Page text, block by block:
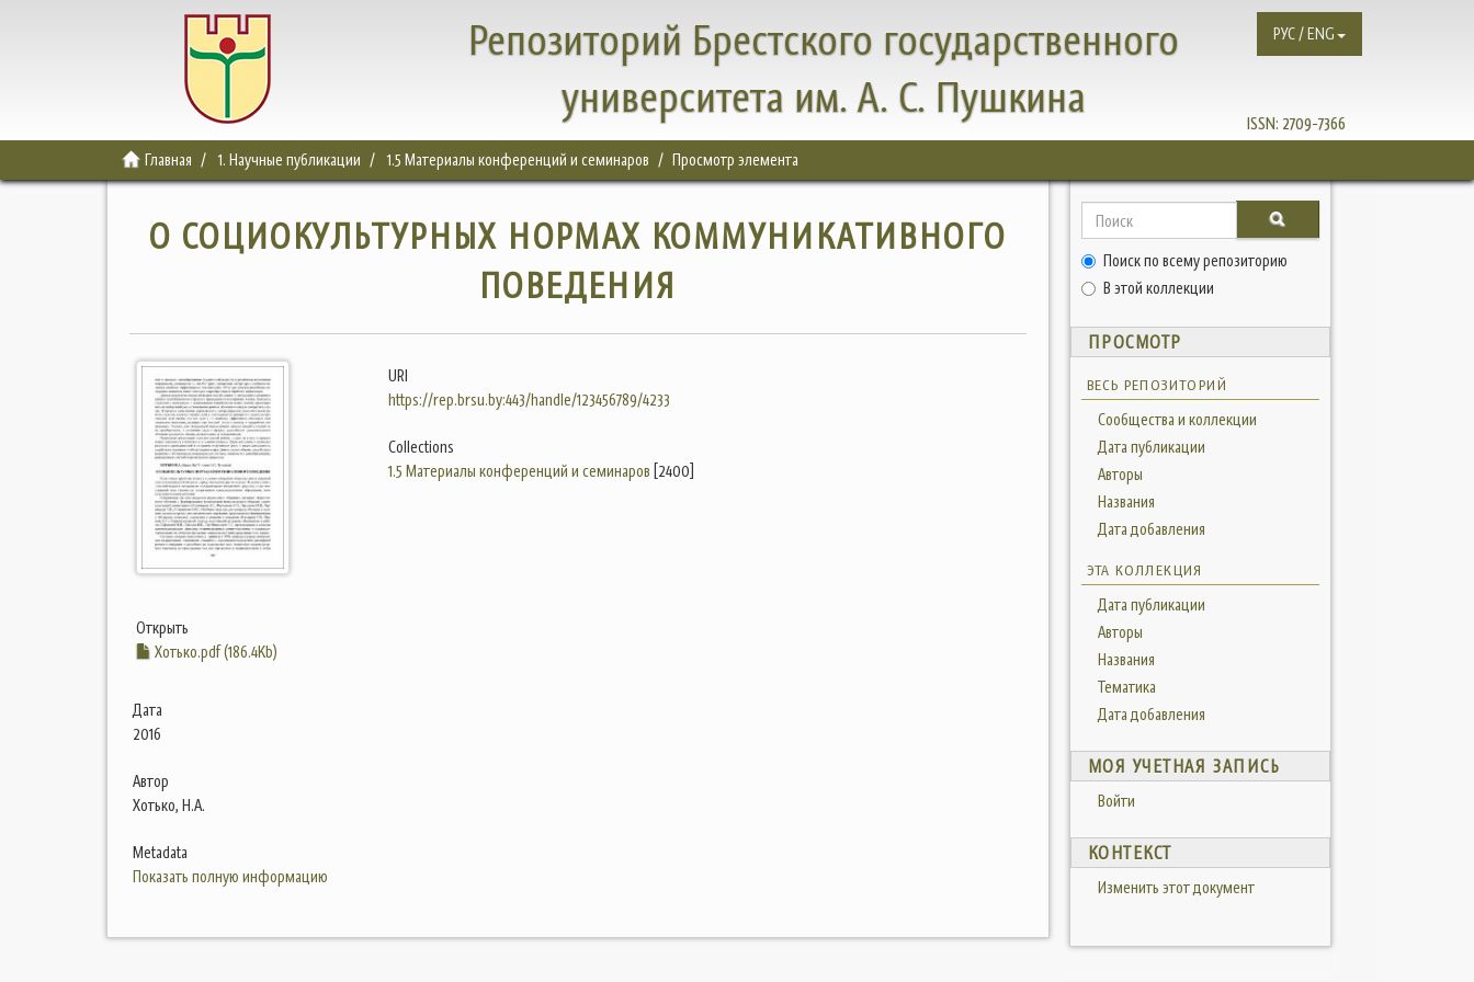
Репозиторий Брестского государственного
университета им. А. С. Пушкина
ISSN: 2709-7366
РУС / ENG
Главная 1. Научные публикации 1.5 Материалы конференций и семинаров Просмотр элемента
О СОЦИОКУЛЬТУРНЫХ НОРМАХ КОММУНИКАТИВНОГО
ПОВЕДЕНИЯ
Открыть
Хотько.pdf (186.4Kb)
Дата
2016
Автор
Хотько, Н.А.
Metadata
Показать полную информацию
URI
https://rep.brsu.by:443/handle/123456789/4233
Collections
1.5 Материалы конференций и семинаров [2400]
Поиск по всему репозиторию
В этой коллекции
ПРОСМОТР
ВЕСЬ РЕПОЗИТОРИЙ
Сообщества и коллекции
Дата публикации
Авторы
Названия
Дата добавления
ЭТА КОЛЛЕКЦИЯ
Дата публикации
Авторы
Названия
Тематика
Дата добавления
МОЯ УЧЕТНАЯ ЗАПИСЬ
Войти
КОНТЕКСТ
Изменить этот документ